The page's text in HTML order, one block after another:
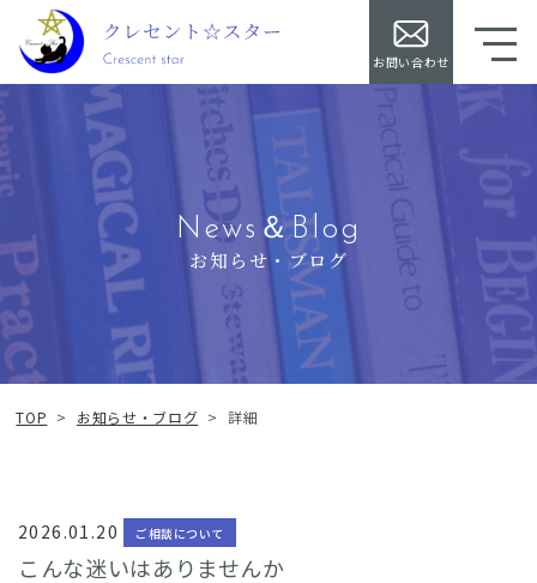
お問い合わせ
News＆Blog
お知らせ・ブログ
TOP > お知らせ・ブログ > 詳細
2026.01.20 ご相談について
こんな迷いはありませんか